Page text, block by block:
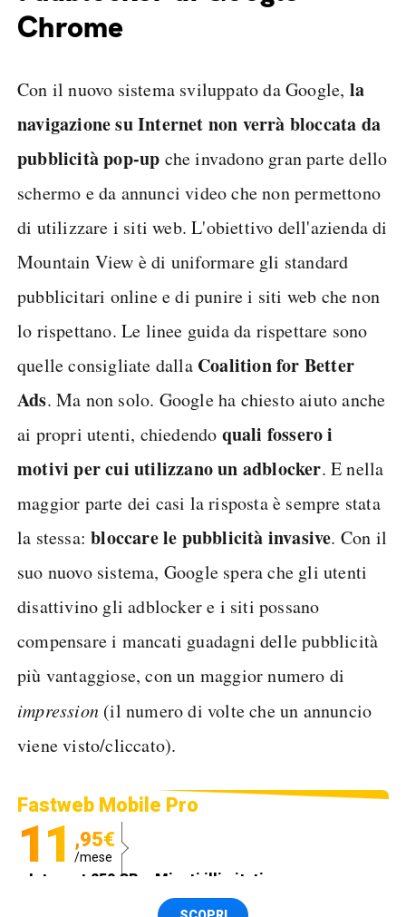
Chrome
Con il nuovo sistema sviluppato da Google, la
navigazione su Internet non verrà bloccata da
pubblicità pop-up che invadono gran parte dello
schermo e da annunci video che non permettono
di utilizzare i siti web. L'obiettivo dell'azienda di
Mountain View è di uniformare gli standard
pubblicitari online e di punire i siti web che non
lo rispettano. Le linee guida da rispettare sono
quelle consigliate dalla Coalition for Better
Ads. Ma non solo. Google ha chiesto aiuto anche
ai propri utenti, chiedendo quali fossero i
motivi per cui utilizzano un adblocker. E nella
maggior parte dei casi la risposta è sempre stata
la stessa:bloccare le pubblicità invasive. Con il
suo nuovo sistema, Google spera che gli utenti
disattivino gli adblocker e i siti possano
compensare i mancati guadagni delle pubblicità
più vantaggiose, con un maggior numero di
impression (il numero di volte che un annuncio
viene visto/cliccato).
Fastweb Mobile Pro
11 ,95€
/mese
Internet 250 GB e Minuti illimitati
Spedizione SIM GRATIS